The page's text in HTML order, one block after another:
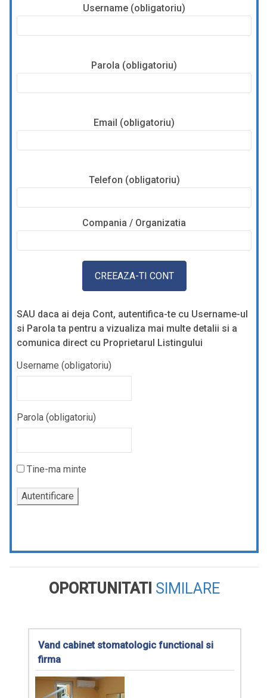
Username (obligatoriu)
Parola (obligatoriu)
Email (obligatoriu)
Telefon (obligatoriu)
Compania / Organizatia
SAU daca ai deja Cont, autentifica-te cu Username-ul
si Parola ta pentru a vizualiza mai multe detalii si a
comunica direct cu Proprietarul Listingului
Username (obligatoriu)
Parola (obligatoriu)
Tine-ma minte
OPORTUNITATI SIMILARE
Vand cabinet stomatologic functional si
firma